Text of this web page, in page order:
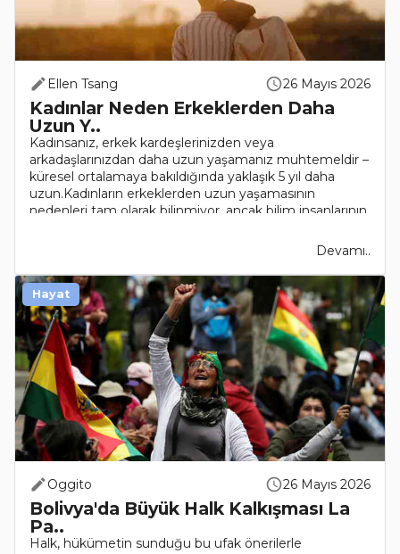
Ellen Tsang 26 Mayıs 2026
Kadınlar Neden Erkeklerden Daha
Uzun Y..
Kadınsanız, erkek kardeşlerinizden veya
arkadaşlarınızdan daha uzun yaşamanız muhtemeldir –
küresel ortalamaya bakıldığında yaklaşık 5 yıl daha
uzun.Kadınların erkeklerden uzun yaşamasının
nedenleri tam olarak bilinmiyor, ancak bilim insanlarının
Devamı..
Oggito 26 Mayıs 2026
Bolivya'da Büyük Halk Kalkışması La
Pa..
Halk, hükümetin sunduğu bu ufak önerilerle
Hayat